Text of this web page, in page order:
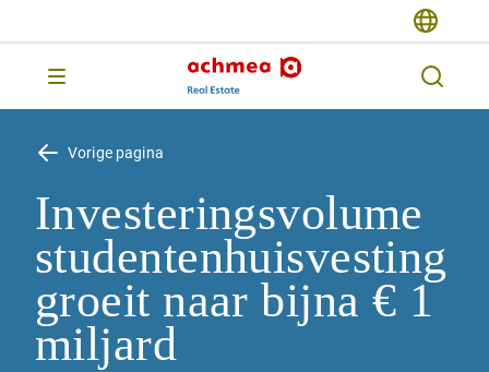
Vorige pagina
Investeringsvolume
studentenhuisvesting
groeit naar bijna € 1
miljard